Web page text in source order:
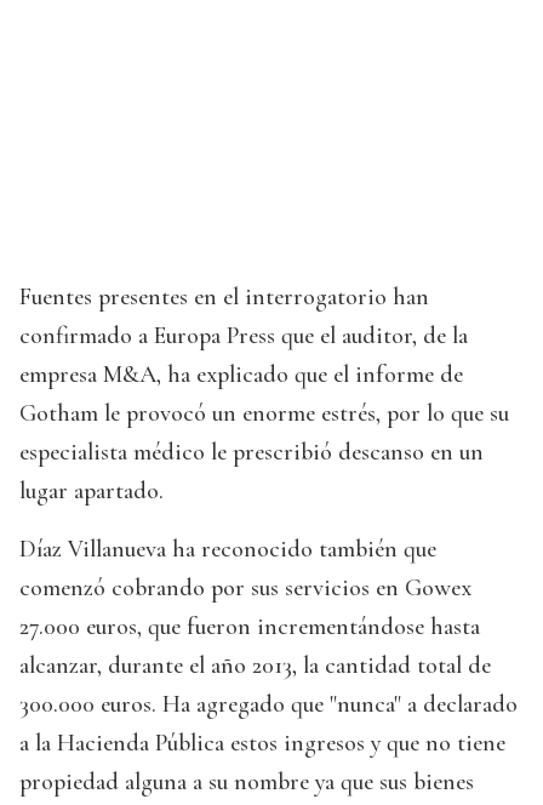
Fuentes presentes en el interrogatorio han
confirmado a Europa Press que el auditor, de la
empresa M&A, ha explicado que el informe de
Gotham le provocó un enorme estrés, por lo que su
especialista médico le prescribió descanso en un
lugar apartado.
Díaz Villanueva ha reconocido también que
comenzó cobrando por sus servicios en Gowex
27.000 euros, que fueron incrementándose hasta
alcanzar, durante el año 2013, la cantidad total de
300.000 euros. Ha agregado que "nunca" a declarado
a la Hacienda Pública estos ingresos y que no tiene
propiedad alguna a su nombre ya que sus bienes